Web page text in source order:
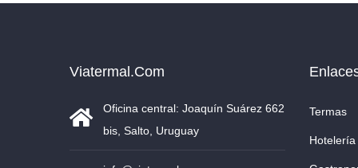
Viatermal.com
Oficina central: Joaquín Suárez 662
bis, Salto, Uruguay
Termas
Hotelería